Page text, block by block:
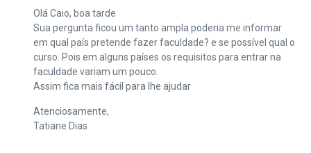
Olá Caio, boa tarde
Sua pergunta ficou um tanto ampla poderia me informar
em qual país pretende fazer faculdade? e se possível qual o
curso. Pois em alguns países os requisitos para entrar na
faculdade variam um pouco.
Assim fica mais fácil para lhe ajudar
Atenciosamente,
Tatiane Dias